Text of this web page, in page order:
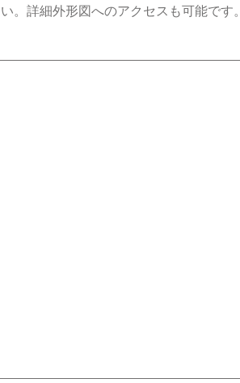
い。詳細外形図へのアクセスも可能です。